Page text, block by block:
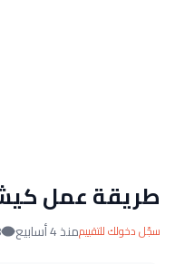
طريقة عمل كيش
سجّل دخولك للتقييممنذ 4 أسابيع